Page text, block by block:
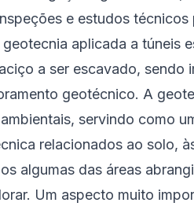
e estudos técnicos
aplicada a túneis
a ser escavado, sendo
geotécnico. A
servindo como
relacionados ao solo,
algumas das áreas
Um aspecto muito